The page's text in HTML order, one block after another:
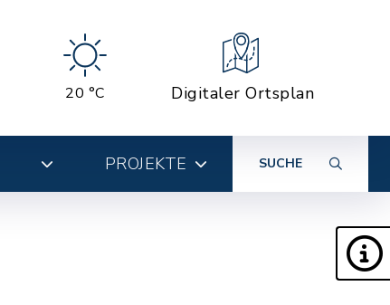
20 °C Digitaler Ortsplan
PROJEKTE SUCHE